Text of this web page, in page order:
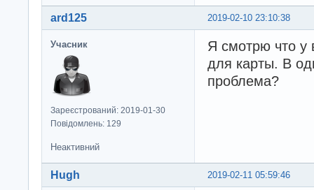
// выводим
}
2019-02-10 23:10:38
ard125
Учасник
Зареєстрований: 2019-01-30
Повідомлень: 129
Я смотрю что у
для карты. В
проблема?
Неактивний
2019-02-11 05:59:46
Hugh